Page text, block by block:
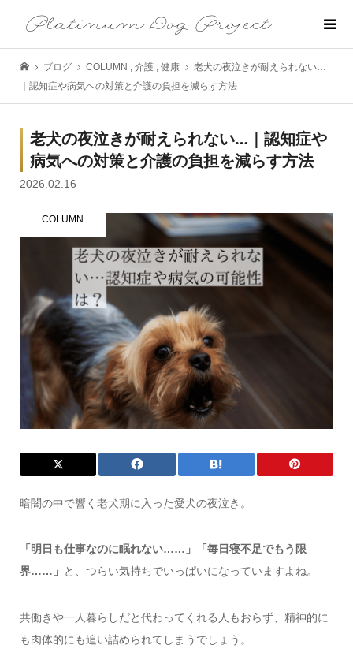
ブログ COLUMN , 介護 , 健康
老犬の夜泣きが耐えられない…
｜認知症や病気への対策と介護の負担を減らす方法
老犬の夜泣きが耐えられない…｜認知症や
病気への対策と介護の負担を減らす方法
2026.02.16
COLUMN
暗闇の中で響く老犬期に入った愛犬の夜泣き。
「明日も仕事なのに眠れない……」「毎日寝不足でもう限
界……」 と、つらい気持ちでいっぱいになっていますよね。
共働きや一人暮らしだと代わってくれる人もおらず、精神的に
も肉体的にも追い詰められてしまうでしょう。